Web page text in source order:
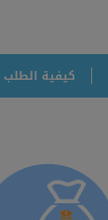
كيفية الطلب